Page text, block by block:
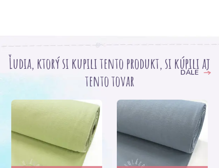
Ľudia, ktorý si kupili tento produkt, si kúpili aj
tento tovar
DÁLE